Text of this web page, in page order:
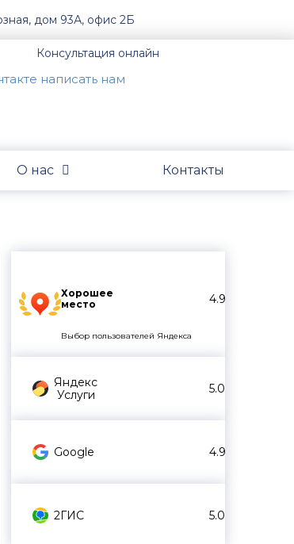
дом 93А, офис 2Б
Консультация онлайн
О нас Контакты
Хорошее
место
4.9
Выбор пользователей Яндекса
Яндекс
Услуги
5.0
Google 4.9
2ГИС 5.0